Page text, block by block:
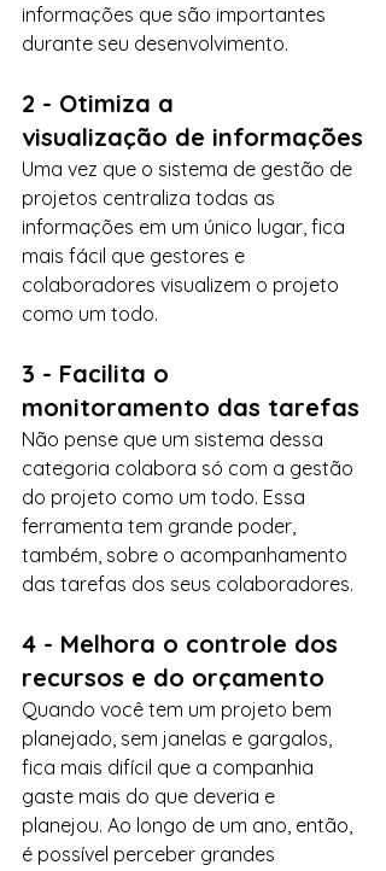
informações que são importantes
durante seu desenvolvimento.
2 - Otimiza a
visualização de informações
Uma vez que o sistema de gestão de
projetos centraliza todas as
informações em um único lugar, fica
mais fácil que gestores e
colaboradores visualizem o projeto
como um todo.
3 - Facilita o
monitoramento das tarefas
Não pense que um sistema dessa
categoria colabora só com a gestão
do projeto como um todo. Essa
ferramenta tem grande poder,
também, sobre o acompanhamento
das tarefas dos seus colaboradores.
4 - Melhora o controle dos
recursos e do orçamento
Quando você tem um projeto bem
planejado, sem janelas e gargalos,
fica mais difícil que a companhia
gaste mais do que deveria e
planejou. Ao longo de um ano, então,
é possível perceber grandes